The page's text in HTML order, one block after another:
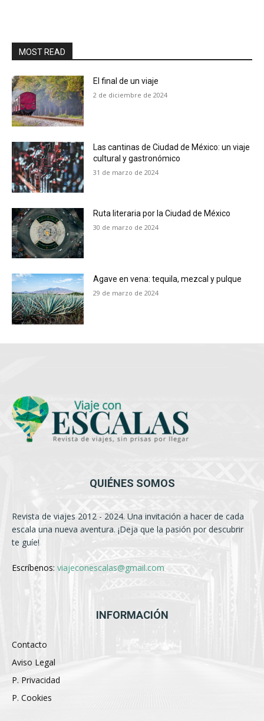
MOST READ
El final de un viaje
2 de diciembre de 2024
Las cantinas de Ciudad de México: un viaje
cultural y gastronómico
31 de marzo de 2024
Ruta literaria por la Ciudad de México
30 de marzo de 2024
Agave en vena: tequila, mezcal y pulque
29 de marzo de 2024
QUIÉNES SOMOS
Revista de viajes 2012 - 2024. Una invitación a hacer de cada
escala una nueva aventura. ¡Deja que la pasión por descubrir
te guíe!
Escríbenos: viajeconescalas@gmail.com
INFORMACIÓN
Contacto
Aviso Legal
P. Privacidad
P. Cookies